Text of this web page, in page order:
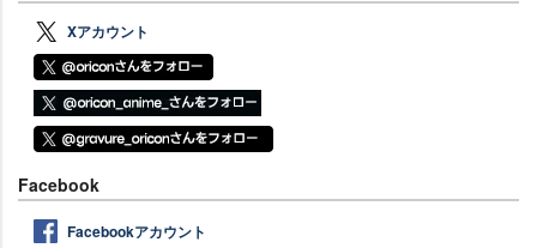
Xアカウント
Facebook
Facebookアカウント